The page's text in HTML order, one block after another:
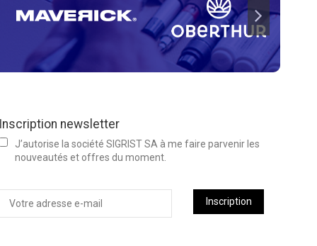
Inscription newsletter
J’autorise la société SIGRIST SA à me faire parvenir les
nouveautés et offres du moment.
Inscription